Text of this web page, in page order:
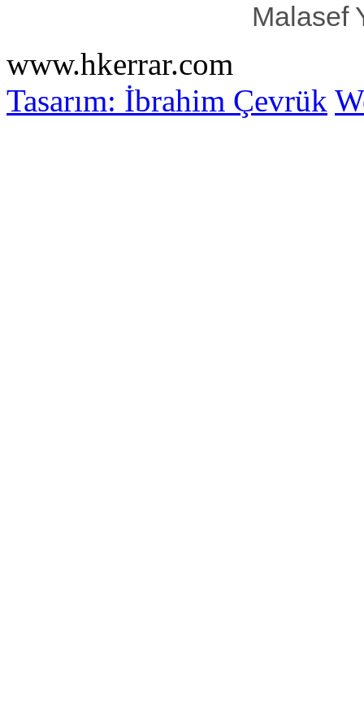
Malasef
www.hkerrar.com
Tasarım: İbrahim Çevrük